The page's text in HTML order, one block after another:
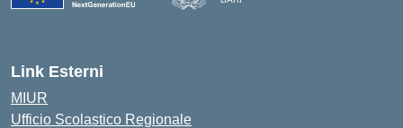
Link Esterni
MIUR
Ufficio Scolastico Regionale